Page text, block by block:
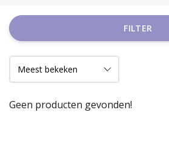
FILTER
Geen producten gevonden!